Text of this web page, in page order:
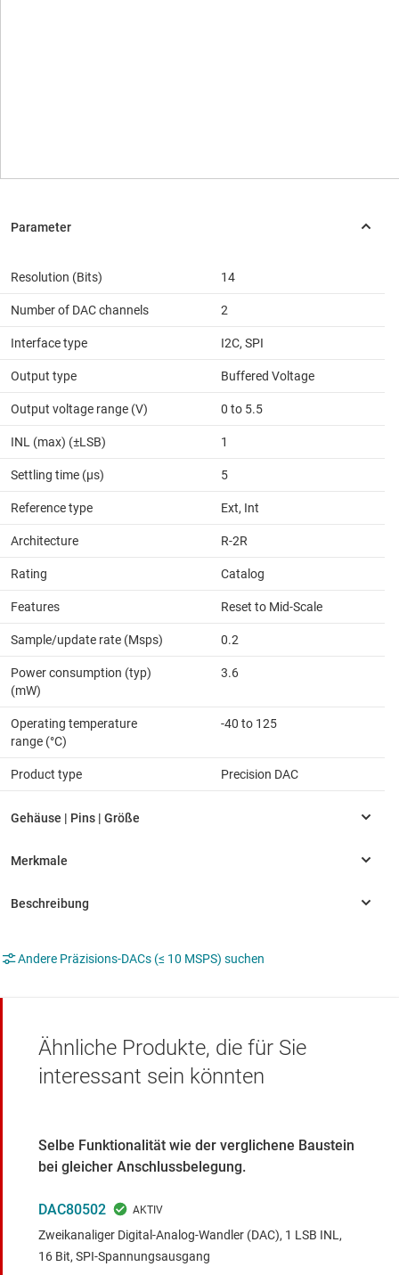
Resolution (Bits) 14
Number of DAC channels 2
Interface type I2C, SPI
Output type Buffered Voltage
Output voltage range (V) 0 to 5.5
INL (max) (±LSB) 1
Settling time (µs) 5
Reference type Ext, Int
Architecture R-2R
Rating Catalog
Features Reset to Mid-Scale
Sample/update rate (Msps) 0.2
Power consumption (typ)
(mW)
3.6
Operating temperature
range (°C)
-40 to 125
Product type Precision DAC
Andere Präzisions-DACs (≤ 10 MSPS) suchen
Ähnliche Produkte, die für Sie
interessant sein könnten
Selbe Funktionalität wie der verglichene Baustein
bei gleicher Anschlussbelegung.
DAC80502
Zweikanaliger Digital-Analog-Wandler (DAC), 1 LSB INL,
16 Bit, SPI-Spannungsausgang